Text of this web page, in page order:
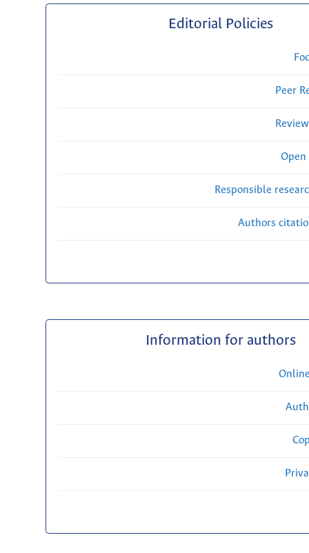
Editorial Policies
Peer
Open
Responsible
Authors
Information for authors